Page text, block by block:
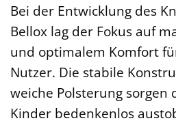
Bei der Entwicklung des
Bellox lag der Fokus auf
und optimalem Komfort
Nutzer. Die stabile
weiche Polsterung sorgen
Kinder bedenkenlos